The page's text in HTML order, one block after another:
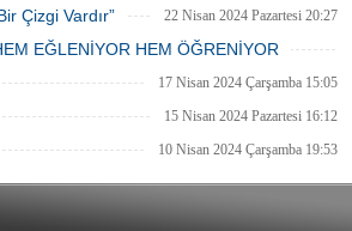
Çizgi Vardır” 22 Nisan 2024 Pazartesi 20:27
EĞLENİYOR HEM ÖĞRENİYOR
20 Nisan 2024 Cumartesi 15:26
17 Nisan 2024 Çarşamba 15:05
15 Nisan 2024 Pazartesi 16:12
10 Nisan 2024 Çarşamba 19:53